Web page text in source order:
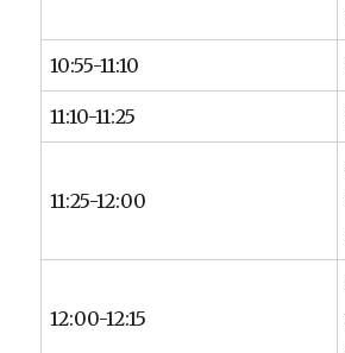
10:55-11:10
11:10-11:25
11:25-12:00
12:00-12:15